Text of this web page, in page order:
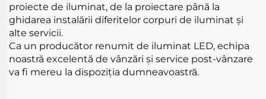
proiecte de iluminat, de la proiectare până la
ghidarea instalării diferitelor corpuri de iluminat și
alte servicii.
Ca un producător renumit de iluminat LED, echipa
noastră excelentă de vânzări și service post-vânzare
va fi mereu la dispoziția dumneavoastră.